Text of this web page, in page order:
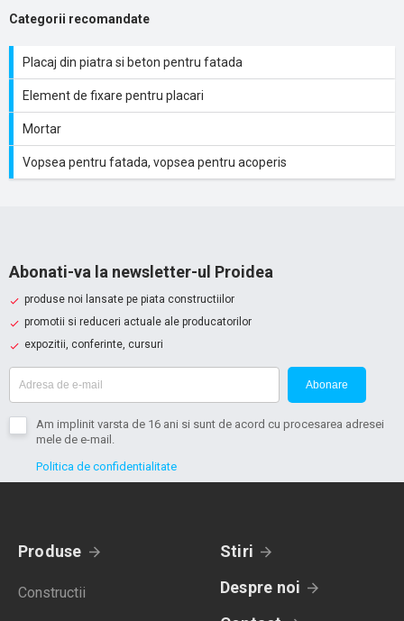
Categorii recomandate
Placaj din piatra si beton pentru fatada
Element de fixare pentru placari
Mortar
Vopsea pentru fatada, vopsea pentru acoperis
Abonati-va la newsletter-ul Proidea
produse noi lansate pe piata constructiilor
promotii si reduceri actuale ale producatorilor
expozitii, conferinte, cursuri
Abonare
Am implinit varsta de 16 ani si sunt de acord cu procesarea adresei
mele de e-mail.
Politica de confidentialitate
Produse
Constructii
Stiri
Despre noi